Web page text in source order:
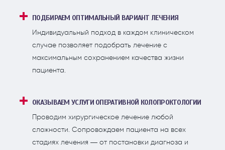
ПОДБИРАЕМ ОПТИМАЛЬНЫЙ ВАРИАНТ ЛЕЧЕНИЯ
Индивидуальный подход в каждом клиническом
случае позволяет подобрать лечение с
максимальным сохранением качества жизни
пациента.
ОКАЗЫВАЕМ УСЛУГИ ОПЕРАТИВНОЙ КОЛОПРОКТОЛОГИИ
Проводим хирургическое лечение любой
сложности. Сопровождаем пациента на всех
стадиях лечения — от постановки диагноза и